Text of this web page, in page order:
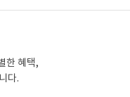
한 혜택,
다.